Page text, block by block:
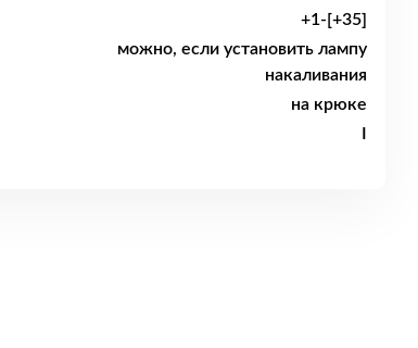
+1-[+35]
можно, если установить лампу
накаливания
на крюке
I